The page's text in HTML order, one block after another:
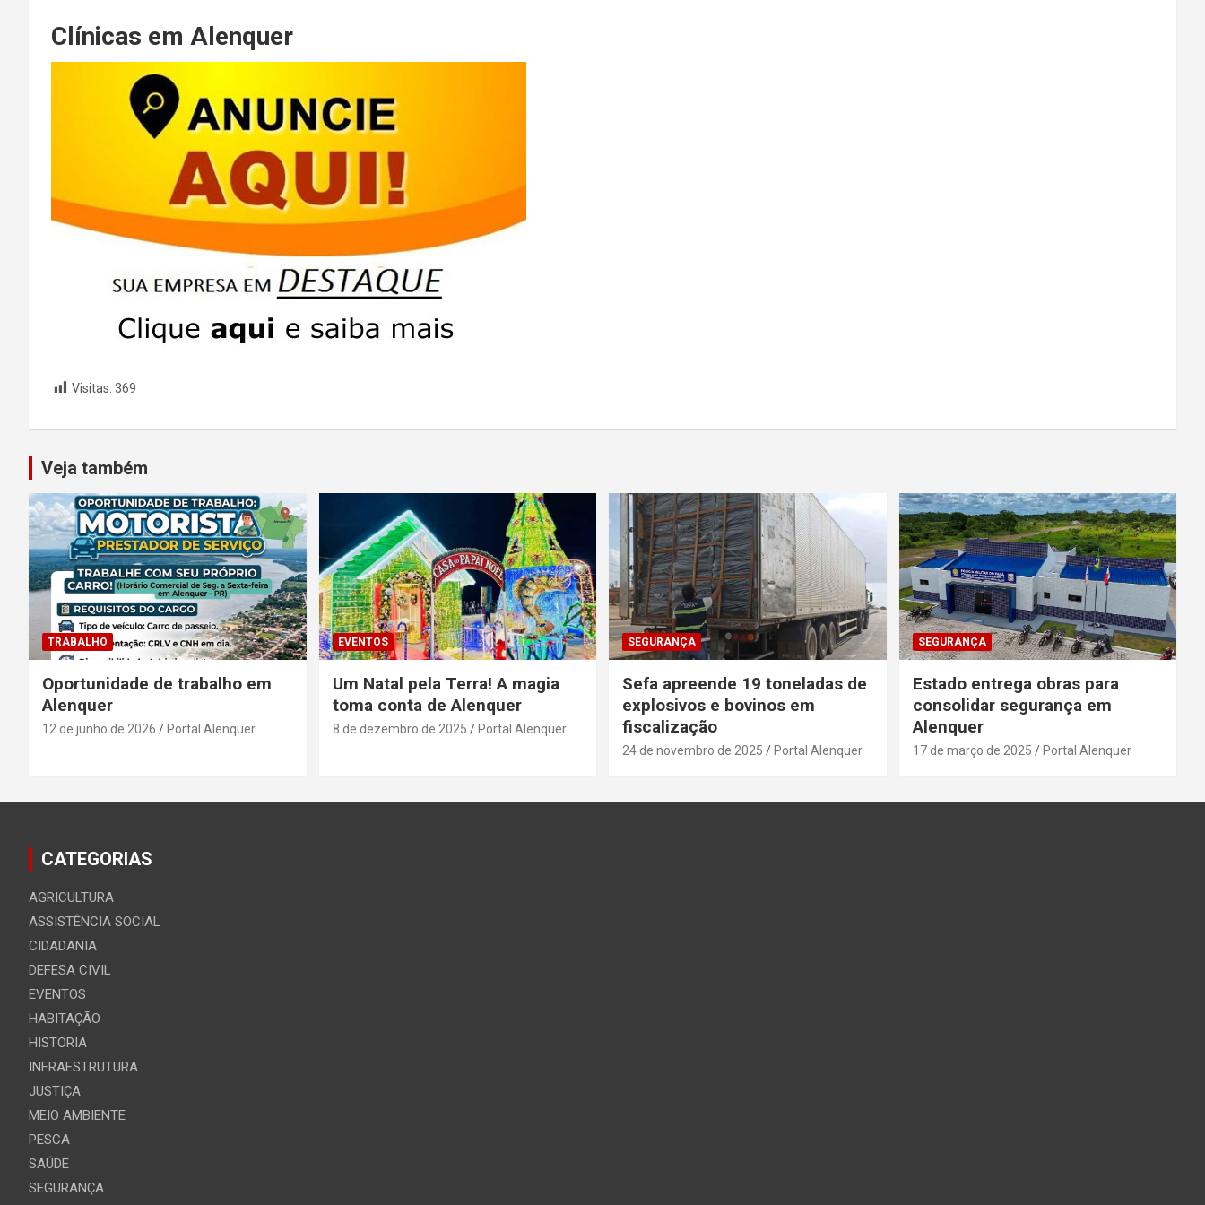
Clínicas em Alenquer
Visitas: 369
Veja também
TRABALHO
Oportunidade de trabalho em
Alenquer
12 de junho de 2026 Portal Alenquer
EVENTOS
Um Natal pela Terra! A magia
toma conta de Alenquer
8 de dezembro de 2025 Portal Alenquer
SEGURANÇA
Sefa apreende 19 toneladas de
explosivos e bovinos em
fiscalização
24 de novembro de 2025 Portal Alenquer
SEGURANÇA
Estado entrega obras para
consolidar segurança em
Alenquer
17 de março de 2025 Portal Alenquer
CATEGORIAS
AGRICULTURA
ASSISTÊNCIA SOCIAL
CIDADANIA
DEFESA CIVIL
EVENTOS
HABITAÇÃO
HISTORIA
INFRAESTRUTURA
JUSTIÇA
MEIO AMBIENTE
PESCA
SAÚDE
SEGURANÇA